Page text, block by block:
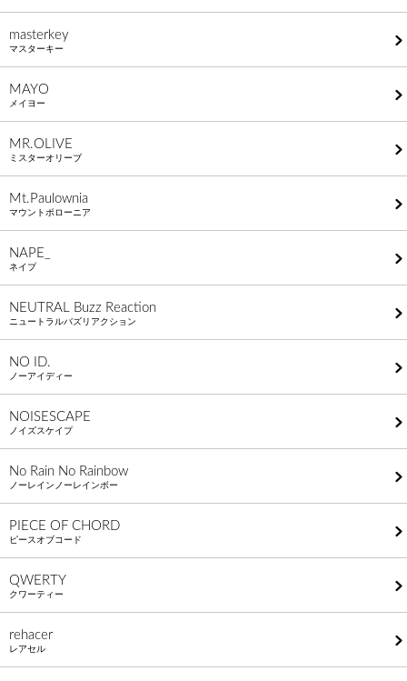
masterkey
マスターキー
MAYO
メイヨー
MR.OLIVE
ミスターオリーブ
Mt.Paulownia
マウントポローニア
NAPE_
ネイプ
NEUTRAL Buzz Reaction
ニュートラルバズリアクション
NO ID.
ノーアイディー
NOISESCAPE
ノイズスケイプ
No Rain No Rainbow
ノーレインノーレインボー
PIECE OF CHORD
ピースオブコード
QWERTY
クワーティー
rehacer
レアセル